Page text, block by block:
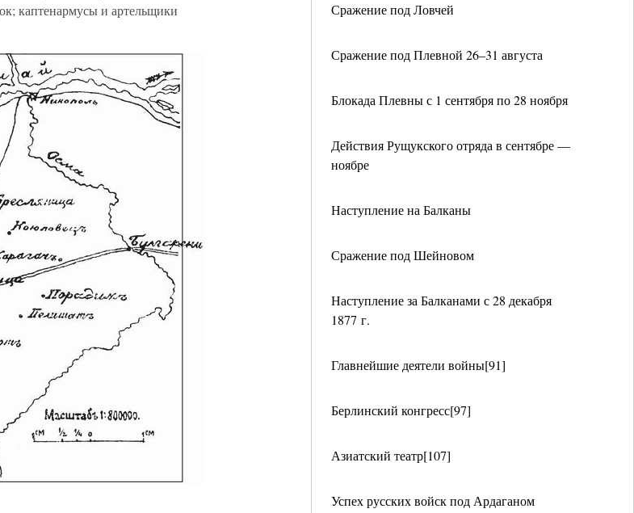
Сражение под Ловчей
Сражение под Плевной 26–31 августа
Блокада Плевны с 1 сентября по 28 ноября
Действия Рущукского отряда в сентябре —
ноябре
Наступление на Балканы
Сражение под Шейновом
Наступление за Балканами с 28 декабря
1877 г.
Главнейшие деятели войны[91]
Берлинский конгресс[97]
Азиатский театр[107]
Успех русских войск под Ардаганом
каптенармусы и артельщики